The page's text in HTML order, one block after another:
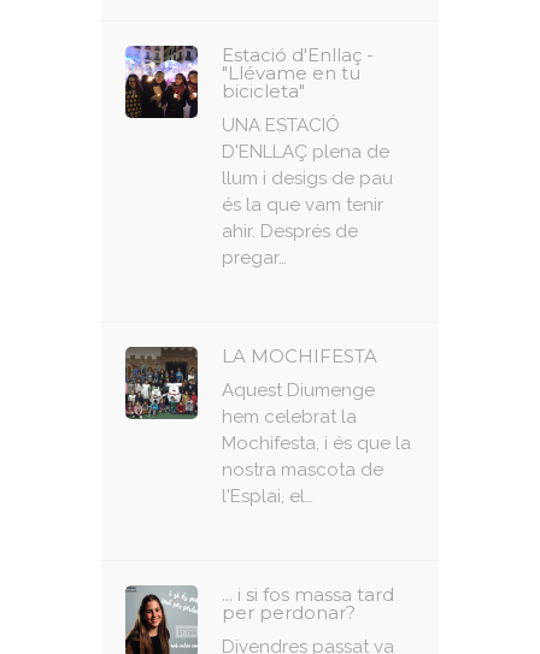
Estació d'Enllaç -
"Llévame en tu
bicicleta"
UNA ESTACIÓ
D'ENLLAÇ plena de
llum i desigs de pau
és la que vam tenir
ahir. Després de
pregar…
LA MOCHIFESTA
Aquest Diumenge
hem celebrat la
Mochifesta, i és que la
nostra mascota de
l'Esplai, el…
... i si fos massa tard
per perdonar?
Divendres passat va